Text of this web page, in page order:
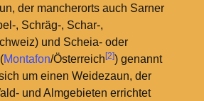
der mancherorts auch Sarner
, Schräg-, Schar-,
und Scheia- oder
Montafon/Österreich [2]) genannt
um einen Weidezaun, der
und Almgebieten errichtet